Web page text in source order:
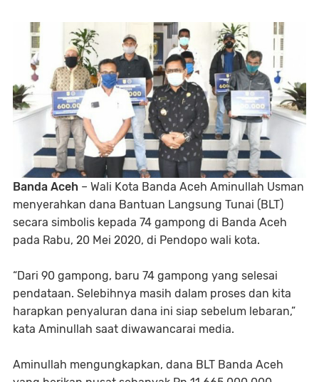
Banda Aceh – Wali Kota Banda Aceh Aminullah Usman
menyerahkan dana Bantuan Langsung Tunai (BLT)
secara simbolis kepada 74 gampong di Banda Aceh
pada Rabu, 20 Mei 2020, di Pendopo wali kota.
“Dari 90 gampong, baru 74 gampong yang selesai
pendataan. Selebihnya masih dalam proses dan kita
harapkan penyaluran dana ini siap sebelum lebaran,”
kata Aminullah saat diwawancarai media.
Aminullah mengungkapkan, dana BLT Banda Aceh